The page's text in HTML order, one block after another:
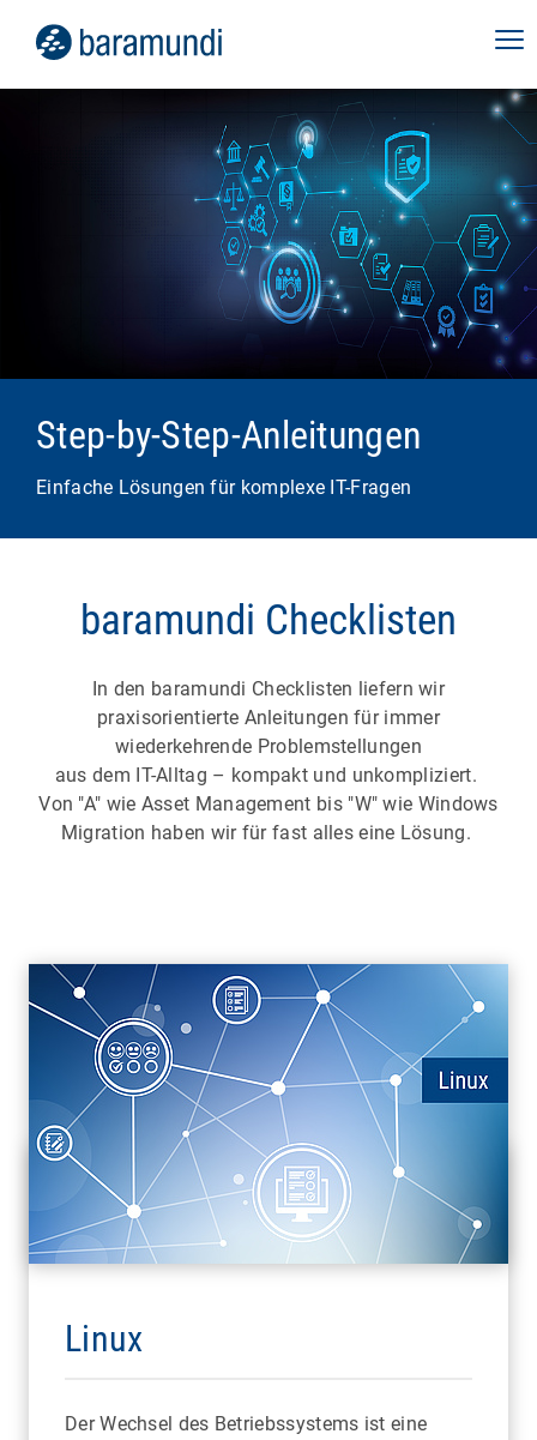
Step-by-Step-Anleitungen
Einfache Lösungen für komplexe IT-Fragen
baramundi Checklisten
In den baramundi Checklisten liefern wir
praxisorientierte Anleitungen für immer
wiederkehrende Problemstellungen
aus dem IT-Alltag – kompakt und unkompliziert.
Von "A" wie Asset Management bis "W" wie Windows
Migration haben wir für fast alles eine Lösung.
Linux
Der Wechsel des Betriebssystems ist eine